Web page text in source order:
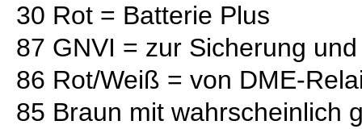
30 Rot = Batterie Plus
87 GNVI = zur Sicherung
86 Rot/Weiß = von DME-
85 Braun mit wahrscheinlich